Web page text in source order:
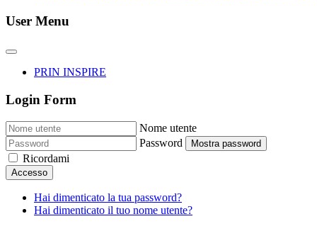
User Menu
PRIN INSPIRE
Login Form
Nome utente
Password
Mostra password
Ricordami
Accesso
Hai dimenticato la tua password?
Hai dimenticato il tuo nome utente?